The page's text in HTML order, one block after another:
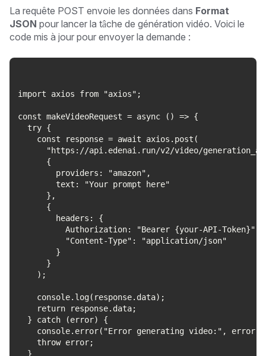
La requête POST envoie les données dans Format
JSON pour lancer la tâche de génération vidéo. Voici le
code mis à jour pour envoyer la demande :
import axios from "axios";
const makeVideoRequest = async () => {
  try {
    const response = await axios.post(
"https://api.edenai.run/v2/video/
      {
        providers: "amazon",
        text: "Your prompt here"
      },
      {
        headers: {
          Authorization: "Bearer {your-API-Token}",
          "Content-Type": "application/json"
        }
      }
    );
    console.log(response.data);
    return response.data;
  } catch (error) {
    console.error("Error generating video:", error);
    throw error;
  }